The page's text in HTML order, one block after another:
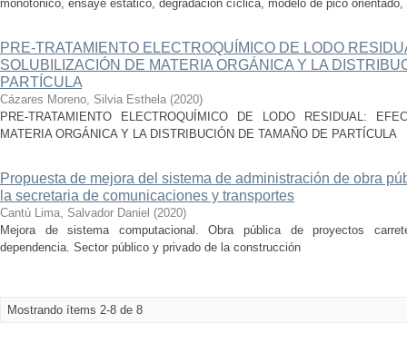
monotónico, ensaye estático, degradación cíclica, modelo de pico orientado,
PRE-TRATAMIENTO ELECTROQUÍMICO DE LODO
SOLUBILIZACIÓN DE MATERIA ORGÁNICA Y LA
PARTÍCULA
Cázares Moreno, Silvia Esthela (2020)
PRE-TRATAMIENTO ELECTROQUÍMICO DE LODO RESIDUAL:
MATERIA ORGÁNICA Y LA DISTRIBUCIÓN DE TAMAÑO DE PARTÍCULA
Propuesta de mejora del sistema de administración de obra
la secretaria de comunicaciones y transportes
Cantú Lima, Salvador Daniel (2020)
Mejora de sistema computacional. Obra pública de proyectos
dependencia. Sector público y privado de la construcción
Mostrando ítems 2-8 de 8